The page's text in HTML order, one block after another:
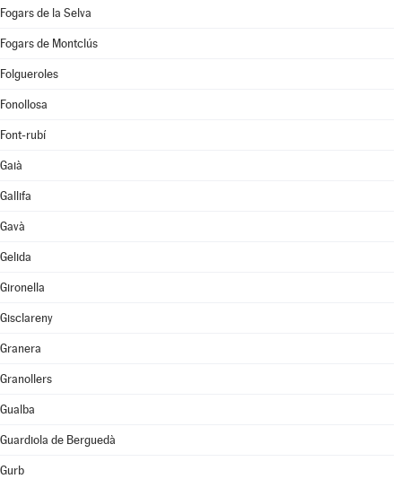
Fogars de la Selva
Fogars de Montclús
Folgueroles
Fonollosa
Font-rubí
Gaià
Gallifa
Gavà
Gelida
Gironella
Gisclareny
Granera
Granollers
Gualba
Guardiola de Berguedà
Gurb